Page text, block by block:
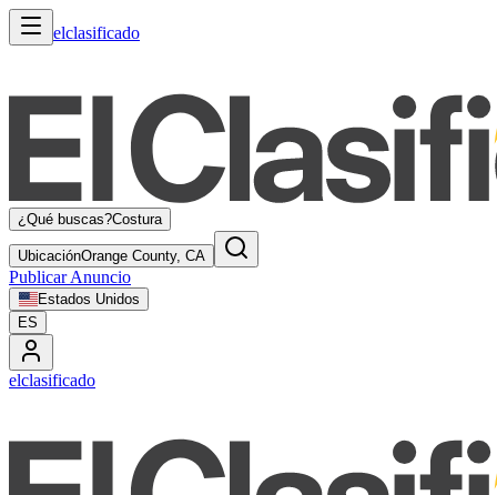
elclasificado
¿Qué buscas?Costura
UbicaciónOrange County, CA
Publicar Anuncio
Estados Unidos
ES
elclasificado